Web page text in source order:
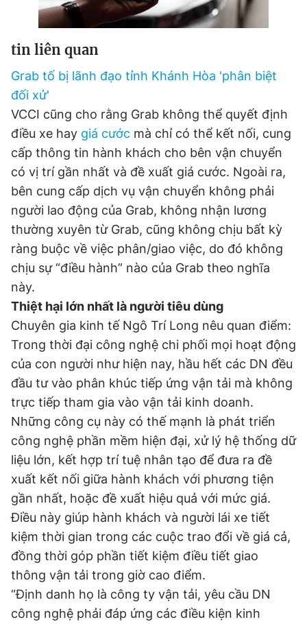
tin liên quan
Grab tố bị lãnh đạo tỉnh Khánh Hòa 'phân biệt
đối xử'
VCCI cũng cho rằng Grab không thể quyết định
điều xe hay giá cước mà chỉ có thể kết nối, cung
cấp thông tin hành khách cho bên vận chuyển
có vị trí gần nhất và đề xuất giá cước. Ngoài ra,
bên cung cấp dịch vụ vận chuyển không phải
người lao động của Grab, không nhận lương
thường xuyên từ Grab, cũng không chịu bất kỳ
ràng buộc về việc phân/giao việc, do đó không
chịu sự “điều hành” nào của Grab theo nghĩa
này.
Thiệt hại lớn nhất là người tiêu dùng
Chuyên gia kinh tế Ngô Trí Long nêu quan điểm:
Trong thời đại công nghệ chi phối mọi hoạt động
của con người như hiện nay, hầu hết các DN đều
đầu tư vào phân khúc tiếp ứng vận tải mà không
trực tiếp tham gia vào vận tải kinh doanh.
Những công cụ này có thế mạnh là phát triển
công nghệ phần mềm hiện đại, xử lý hệ thống dữ
liệu lớn, kết hợp trí tuệ nhân tạo để đưa ra đề
xuất kết nối giữa hành khách với phương tiện
gần nhất, hoặc đề xuất hiệu quả với mức giá.
Điều này giúp hành khách và người lái xe tiết
kiệm thời gian trong các cuộc trao đổi về giá cả,
đồng thời góp phần tiết kiệm điều tiết giao
thông vận tải trong giờ cao điểm.
“Định danh họ là công ty vận tải, yêu cầu DN
công nghệ phải đáp ứng các điều kiện kinh